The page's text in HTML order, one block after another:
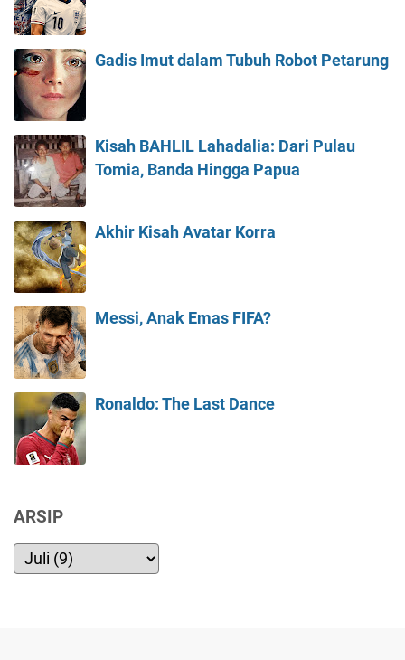
Gadis Imut dalam Tubuh Robot Petarung
Kisah BAHLIL Lahadalia: Dari Pulau
Tomia, Banda Hingga Papua
Akhir Kisah Avatar Korra
Messi, Anak Emas FIFA?
Ronaldo: The Last Dance
ARSIP